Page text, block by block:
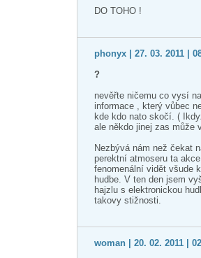
DO TOHO !
phonyx | 27. 03. 2011 |
?
nevěřte ničemu co vysí
informace , který vůbec
kde kdo nato skočí. (
ale někdo jinej zas může
Nezbývá nám než čekat
perektní atmoseru ta
fenomenální vidět všude
hudbe. V ten den jsem
hajzlu s elektronickou
takovy stižnosti.
woman | 20. 02. 2011 |